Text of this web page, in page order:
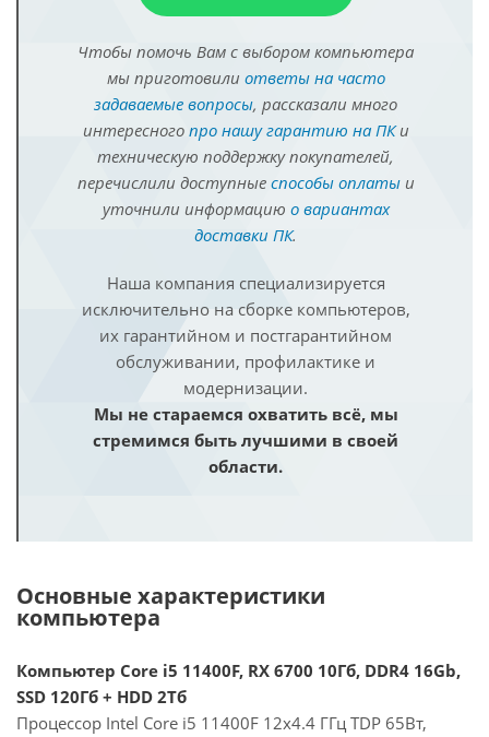
Чтобы помочь Вам с выбором компьютера
мы приготовили ответы на часто
задаваемые вопросы, рассказали много
интересного про нашу гарантию на ПКи
техническую поддержку покупателей,
перечислили доступные способы оплатыи
уточнили информацию о вариантах
доставки ПК.
Наша компания специализируется
исключительно на сборке компьютеров,
их гарантийном и постгарантийном
обслуживании, профилактике и
модернизации.
Мы не стараемся охватить всё, мы
стремимся быть лучшими в своей
области.
Основные характеристики
компьютера
Компьютер Core i5 11400F, RX 6700 10Гб, DDR4 16Gb,
SSD 120Гб + HDD 2Тб
Процессор Intel Core i5 11400F 12x4.4 ГГц TDP 65Вт,